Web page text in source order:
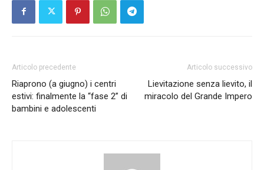
Articolo precedente
Riaprono (a giugno) i centri
estivi: finalmente la “fase 2” di
bambini e adolescenti
Articolo successivo
Lievitazione senza lievito, il
miracolo del Grande Impero